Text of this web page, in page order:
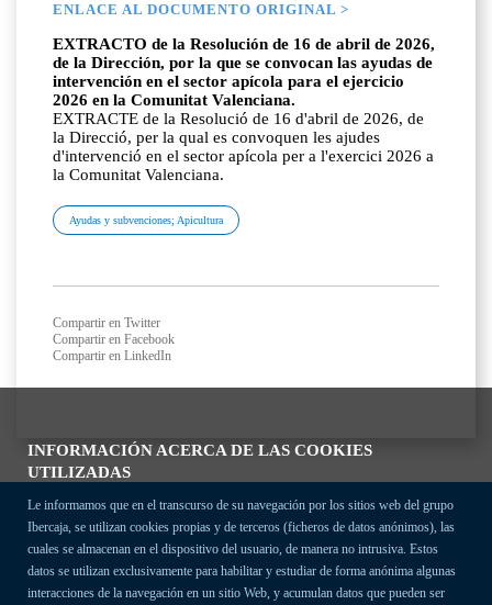
INFORMACIÓN ACERCA DE LAS COOKIES
UTILIZADAS
Le informamos que en el transcurso de su navegación por los sitios web del grupo
Ibercaja, se utilizan cookies propias y de terceros (ficheros de datos anónimos), las
cuales se almacenan en el dispositivo del usuario, de manera no intrusiva. Estos
datos se utilizan exclusivamente para habilitar y estudiar de forma anónima algunas
interacciones de la navegación en un sitio Web, y acumulan datos que pueden ser
ENLACE AL DOCUMENTO ORIGINAL >
EXTRACTO de la Resolución de 16 de abril de 2026,
de la Dirección, por la que se convocan las ayudas de
intervención en el sector apícola para el ejercicio
2026 en la Comunitat Valenciana.
EXTRACTE de la Resolució de 16 d'abril de 2026, de
la Direcció, per la qual es convoquen les ajudes
d'intervenció en el sector apícola per a l'exercici 2026 a
la Comunitat Valenciana.
Ayudas y subvenciones; Apicultura
Compartir en Twitter
Compartir en Facebook
Compartir en LinkedIn